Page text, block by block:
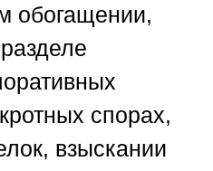
обогащении,
спорах,
взыскании